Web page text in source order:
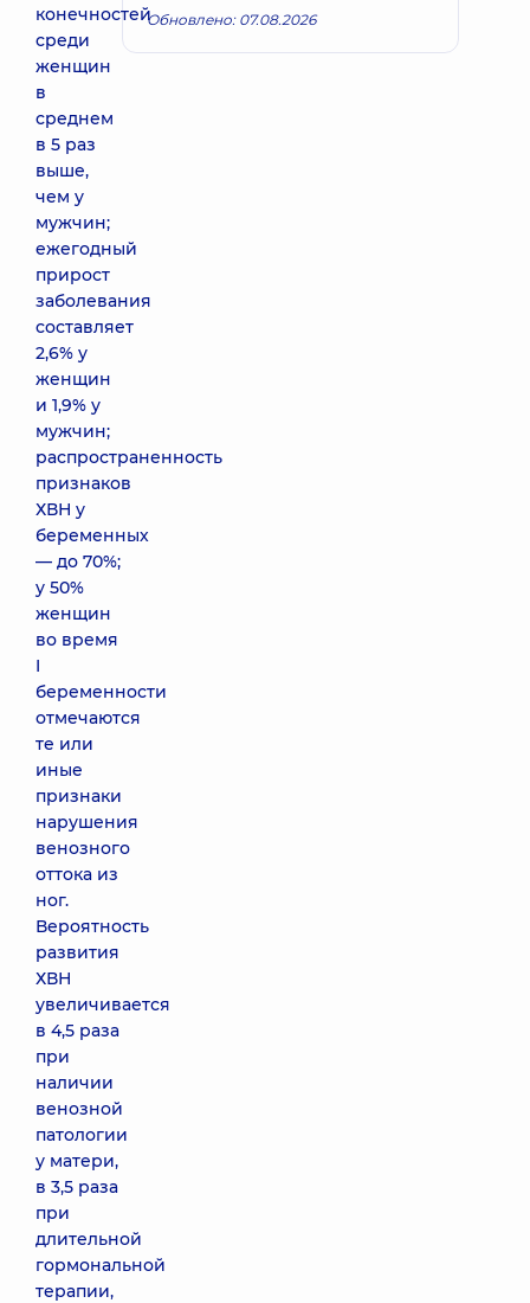
конечностей
среди
женщин
в
среднем
в 5 раз
выше,
чем у
мужчин;
ежегодный
прирост
заболевания
составляет
2,6% у
женщин
и 1,9% у
мужчин;
распространенность
признаков
ХВН у
беременных
— до 70%;
у 50%
женщин
во время
I
беременности
отмечаются
те или
иные
признаки
нарушения
венозного
оттока из
ног.
Вероятность
развития
ХВН
увеличивается
в 4,5 раза
при
наличии
венозной
патологии
у матери,
в 3,5 раза
при
длительной
гормональной
терапии,
Обновлено: 07.08.2026